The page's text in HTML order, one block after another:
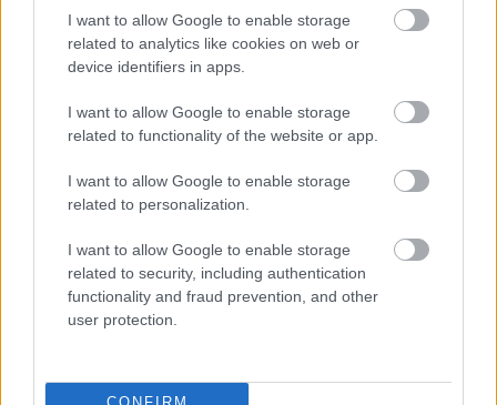
I want to allow Google to enable storage
related to analytics like cookies on web or
device identifiers in apps.
I want to allow Google to enable storage
related to functionality of the website or app.
I want to allow Google to enable storage
related to personalization.
I want to allow Google to enable storage
related to security, including authentication
functionality and fraud prevention, and other
user protection.
CONFIRM
Zsinórban 11 hónapja dőlnek meg
globálisan a hőmérsékleti
rekordok
Az európai szavazók több mint
korunk legégetőbb kérdése
zoldpalya.hu| 2024.03.30 14:33
A párizsi lehet minden idők
legforróbb olimpiája
zoldpalya.hu| 2024.02.28 16:46
tartja a legnagyobb veszélynek a